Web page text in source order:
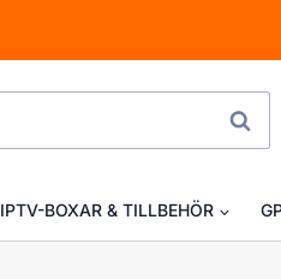
SÖK
IPTV-BOXAR & TILLBEHÖR